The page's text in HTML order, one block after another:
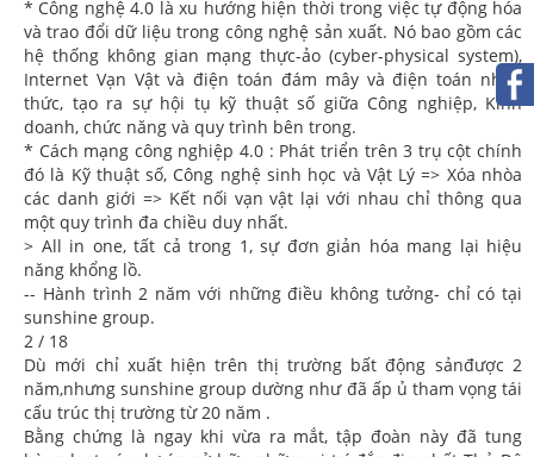
* Công nghệ 4.0 là xu hướng hiện thời trong việc tự động hóa
và trao đổi dữ liệu trong công nghệ sản xuất. Nó bao gồm các
hệ thống không gian mạng thực-ảo (cyber-physical system),
Internet Vạn Vật và điện toán đám mây và điện toán nhận
thức, tạo ra sự hội tụ kỹ thuật số giữa Công nghiệp, Kinh
doanh, chức năng và quy trình bên trong.
* Cách mạng công nghiệp 4.0 : Phát triển trên 3 trụ cột chính
đó là Kỹ thuật số, Công nghệ sinh học và Vật Lý => Xóa nhòa
các danh giới => Kết nối vạn vật lại với nhau chỉ thông qua
một quy trình đa chiều duy nhất.
> All in one, tất cả trong 1, sự đơn giản hóa mang lại hiệu
năng khổng lồ.
-- Hành trình 2 năm với những điều không tưởng- chỉ có tại
sunshine group.
2 / 18
Dù mới chỉ xuất hiện trên thị trường bất động sảnđược 2
năm,nhưng sunshine group dường như đã ấp ủ tham vọng tái
cấu trúc thị trường từ 20 năm .
Bằng chứng là ngay khi vừa ra mắt, tập đoàn này đã tung